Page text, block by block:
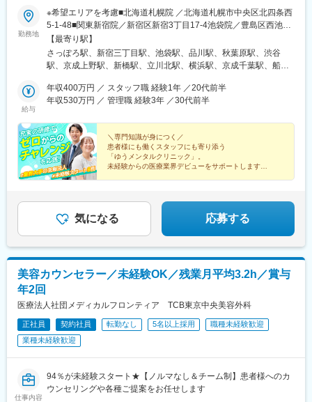
勤務地
※希望エリアを考慮■北海道札幌院 ／北海道札幌市中央区北四条西
5-1-48■関東新宿院／新宿区新宿3丁目17-4池袋院／豊島区西池袋
1-15-9品川院／港区港南2-3-1秋葉原院／千代田区神田佐久間町1-
13渋谷院／渋谷区道玄坂1-3-1 ※26年11月リニューアル予定（勤
務開始は10月中旬から）上野院／台東区上野6-16-16新橋院／港
幸1-11-20千葉院／千葉市中央区富士見2-2-3船橋院／船橋市本町7
丁目1-1 ※26年10月開院予定（勤務開始は9月中旬から）大宮院
10-1神戸三宮院／神戸市中央区琴ノ緒町5-4-8京都院／京都市下京
区塩小路通烏丸西入東塩小路町614
【最寄り駅】
さっぽろ駅、新宿三丁目駅、池袋駅、品川駅、秋葉原駅、渋谷
駅、京成上野駅、新橋駅、立川北駅、横浜駅、京成千葉駅、船橋
幌駅、新宿駅(東京メトロ)、高輪ゲートウェイ駅、岩本町駅、神泉
駅、上野駅、汐留駅、立川駅、栄町駅(千葉県)、京成船橋駅、北新
上野御徒町駅、内幸町駅、立川南駅、千葉駅、東海神駅、東梅田
駅、神戸三宮駅(阪神)
給与
年収400万円 ／ スタッフ職 経験1年 ／20代前半
年収530万円 ／ 管理職 経験3年 ／30代前半
＼専門知識が身につく／
患者様にも働くスタッフにも寄り添う
「ゆうメンタルクリニック」。
未経験からの医療業界デビューをサポートします！
◆20代～30代中心に活躍中
◇1年目から年収400万円も！
気になる 応募する
美容カウンセラー／未経験OK／残業月平均3.2h／賞与
年2回
医療法人社団メディカルフロンティア TCB東京中央美容外科
正社員 契約社員 転勤なし 5名以上採用
職種未経験歓迎
業種未経験歓迎
仕事内容
94％が未経験スタート★【ノルマなし＆チーム制】患者様へのカ
ウンセリングや各種ご提案をお任せします